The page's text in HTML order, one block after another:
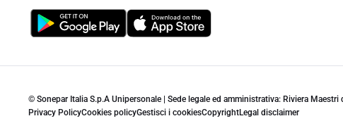
© Sonepar Italia S.p.A Unipersonale | Sede legale ed amministrativa: Riviera
Privacy PolicyCookies policyGestisci i cookiesCopyrightLegal disclaimer